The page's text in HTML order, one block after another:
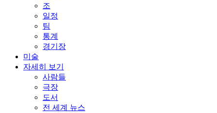
조
일정
팀
통계
경기장
미술
자세히 보기
사람들
극장
도서
전 세계 뉴스